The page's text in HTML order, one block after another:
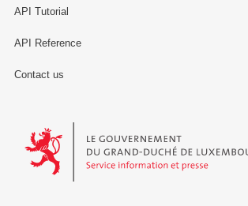
API Tutorial
API Reference
Contact us
Le Gouvernement du Grand-Duché de